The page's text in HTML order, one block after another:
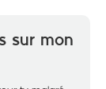
sur mon